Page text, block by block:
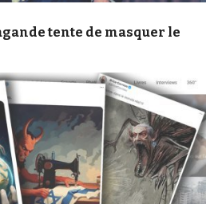
tente de masquer le